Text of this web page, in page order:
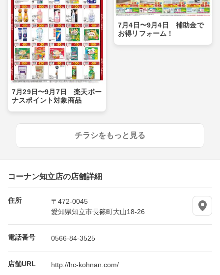
7月29日〜9月7日 楽天ボー
ナスポイント対象商品
7月4日〜9月4日 補助金で
お得リフォーム！
チラシをもっと見る
コーナン知立店の店舗詳細
住所
〒472-0045
愛知県知立市長篠町大山18-26
電話番号 0566-84-3525
店舗URL http://hc-kohnan.com/